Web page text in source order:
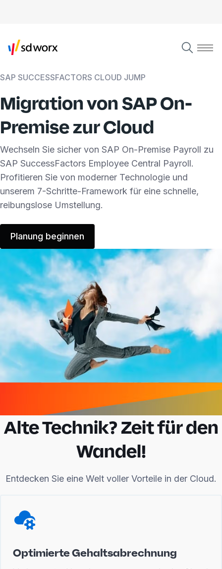
SAP SUCCESSFACTORS CLOUD JUMP
Migration von SAP On-
Premise zur Cloud
Wechseln Sie sicher von SAP On-Premise Payroll zu
SAP SuccessFactors Employee Central Payroll.
Profitieren Sie von moderner Technologie und
unserem 7-Schritte-Framework für eine schnelle,
reibungslose Umstellung.
Planung beginnen
Alte Technik? Zeit für den
Wandel!
Entdecken Sie eine Welt voller Vorteile in der Cloud.
Optimierte Gehaltsabrechnung